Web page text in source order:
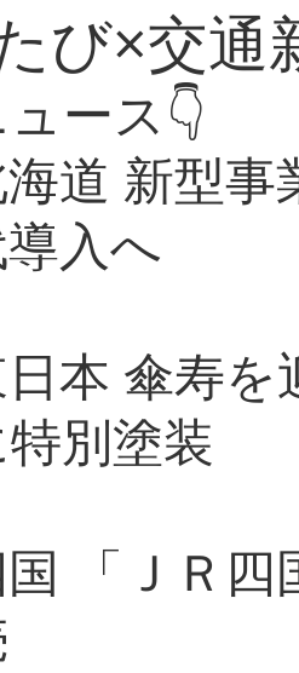
び×交通
ース👇
道 新型
入へ
本 傘寿
別塗装
「ＪＲ